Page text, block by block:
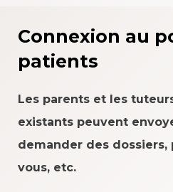
Connexion au
patients
Les parents et les
existants peuvent
demander des
vous, etc.